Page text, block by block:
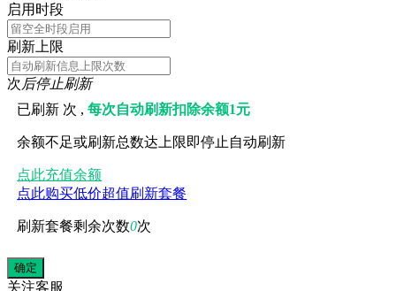
启用时段
刷新上限
次后停止刷新
已刷新 次 ,每次自动刷新扣除余额1元
余额不足或刷新总数达上限即停止自动刷新
点此充值余额
点此购买低价超值刷新套餐
刷新套餐剩余次数0次
关注客服